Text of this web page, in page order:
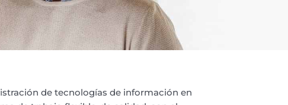
de tecnologías de información en